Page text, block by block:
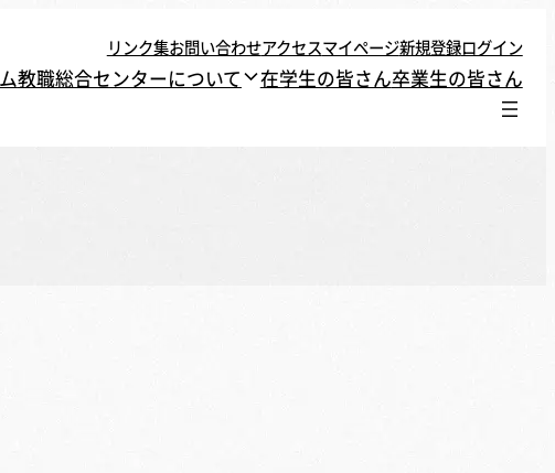
リンク集お問い合わせアクセスマイページ新規登録ログイン
教職総合センターについて 在学生の皆さん卒業生の皆さん